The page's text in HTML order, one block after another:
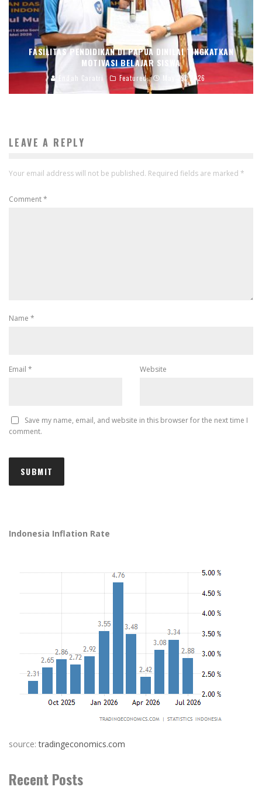
FASILITAS PENDIDIKAN DI PAPUA DINILAI TINGKATKAN
MOTIVASI BELAJAR SISWA
Endah Caratri Featured May 29, 2026
LEAVE A REPLY
Your email address will not be published. Required fields are marked *
Comment*
Name *
Email * Website
Save my name, email, and website in this browser for the next time I
comment.
Indonesia Inflation Rate
source:tradingeconomics.com
Recent Posts